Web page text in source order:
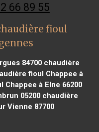
66 89 55
fioul
84700chaudière
fioul Chappee à
Chappee à Elne 66200
05200 chaudière
Vienne 87700